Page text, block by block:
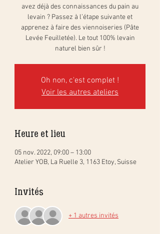
avez déjà des connaissances du pain au
levain ? Passez à l’étape suivante et
apprenez à faire des viennoiseries (Pâte
Levée Feuilletée). Le tout 100% levain
naturel bien sûr !
Oh non, c'est complet !
Voir les autres ateliers
Heure et lieu
05 nov. 2022, 09:00 – 13:00
Atelier YOB, La Ruelle 3, 1163 Etoy, Suisse
Invités
+ 1 autres invités